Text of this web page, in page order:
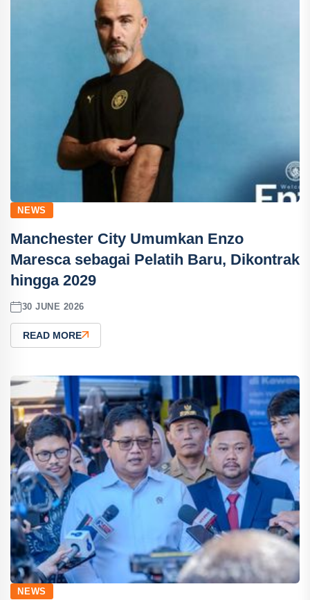
NEWS
Manchester City Umumkan Enzo
Maresca sebagai Pelatih Baru, Dikontrak
hingga 2029
30 JUNE 2026
READ MORE
NEWS